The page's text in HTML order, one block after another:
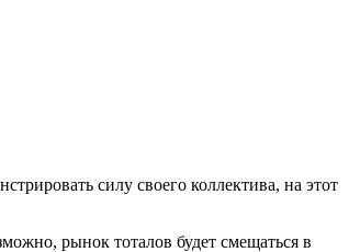
силу своего коллектива, на этот
рынок тоталов будет смещаться в